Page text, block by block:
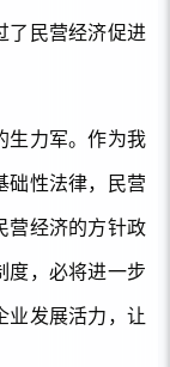
了民营经济促进
生力军。作为我
础性法律，民营
营经济的方针政
度，必将进一步
业发展活力，让